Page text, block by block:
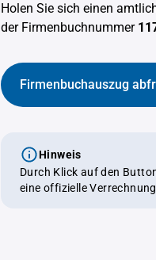
Holen Sie sich einen
der Firmenbuchnummer
Firmenbuchauszug
Hinweis
Durch Klick auf den
eine offizielle